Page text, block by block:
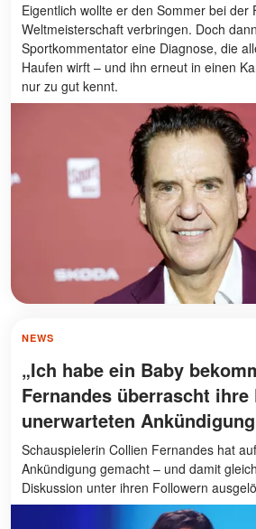
Eigentlich wollte er den Sommer bei der
Weltmeisterschaft verbringen. Doch
Sportkommentator eine Diagnose, die
Haufen wirft – und ihn erneut in einen
nur zu gut kennt.
NEWS
„Ich habe ein Baby
Fernandes überrascht
unerwarteten Ankündigung
Schauspielerin Collien Fernandes hat
Ankündigung gemacht – und damit
Diskussion unter ihren Followern